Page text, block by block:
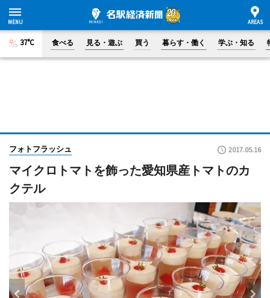
37°C 食べる 見る・遊ぶ 買う 暮らす・働く 学ぶ・知る
フォトフラッシュ 2017.05.16
マイクロトマトを飾った愛知県産トマトのカ
クテル